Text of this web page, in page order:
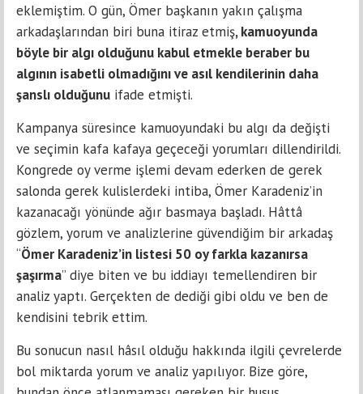
eklemiştim. O gün, Ömer başkanın yakın çalışma
arkadaşlarından biri buna itiraz etmiş, kamuoyunda
böyle bir algı olduğunu kabul etmekle beraber bu
algının isabetli olmadığını ve asıl kendilerinin daha
şanslı olduğunu ifade etmişti.
Kampanya süresince kamuoyundaki bu algı da değişti
ve seçimin kafa kafaya geçeceği yorumları dillendirildi.
Kongrede oy verme işlemi devam ederken de gerek
salonda gerek kulislerdeki intiba, Ömer Karadeniz’in
kazanacağı yönünde ağır basmaya başladı. Hâttâ
gözlem, yorum ve analizlerine güvendiğim bir arkadaş
“Ömer Karadeniz’in listesi 50 oy farkla kazanırsa
şaşırma” diye biten ve bu iddiayı temellendiren bir
analiz yaptı. Gerçekten de dediği gibi oldu ve ben de
kendisini tebrik ettim.
Bu sonucun nasıl hâsıl olduğu hakkında ilgili çevrelerde
bol miktarda yorum ve analiz yapılıyor. Bize göre,